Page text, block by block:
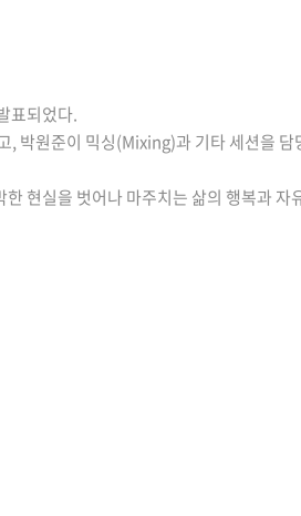
표되었다.
, 박원준이 믹싱(Mixing)과 기타 세션을 담
현실을 벗어나 마주치는 삶의 행복과 자